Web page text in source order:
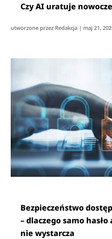
Czy AI uratuje
utworzone przez Redakcja | maj 21,
Bezpieczeństwo
– dlaczego samo
nie wystarcza